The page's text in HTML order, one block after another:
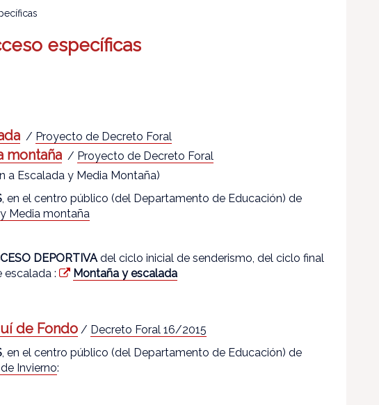
específicas
/ Proyecto de Decreto Foral
montaña/ Proyecto de Decreto Foral
a Escalada y Media Montaña)
, en el centro público (del Departamento de Educación) de
Media montaña
DEPORTIVAdel ciclo inicial de senderismo, del ciclo final
:
Montaña y escalada
de Fondo/ Decreto Foral 16/2015
, en el centro público (del Departamento de Educación) de
Invierno: